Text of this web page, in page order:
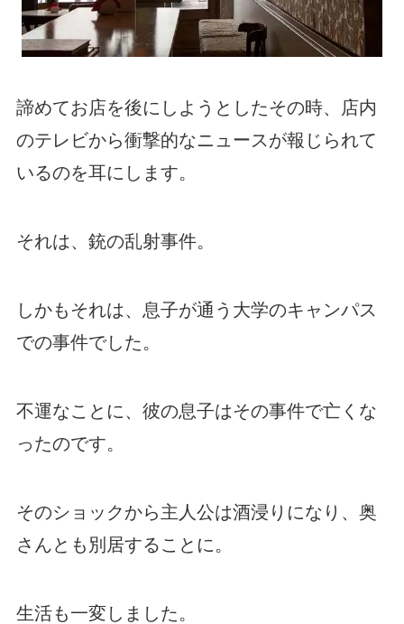
諦めてお店を後にしようとしたその時、店内
のテレビから衝撃的なニュースが報じられて
いるのを耳にします。
それは、銃の乱射事件。
しかもそれは、息子が通う大学のキャンパス
での事件でした。
不運なことに、彼の息子はその事件で亡くな
ったのです。
そのショックから主人公は酒浸りになり、奥
さんとも別居することに。
生活も一変しました。